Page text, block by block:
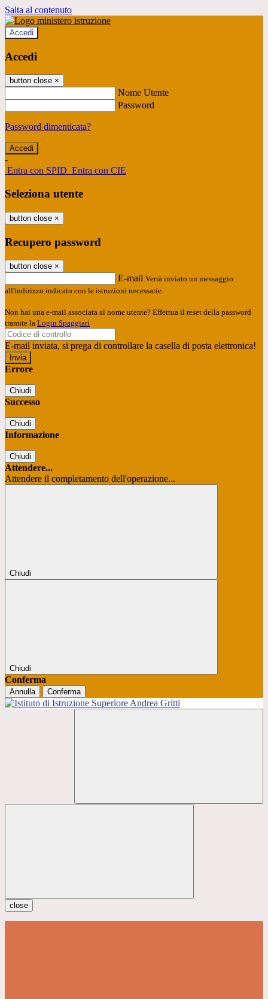
Salta al contenuto
Accedi
Accedi
button close ×
Nome Utente
Password
Password dimenticata?
-
Entra con SPID Entra con CIE
Seleziona utente
button close ×
Recupero password
button close ×
E-mail Verrà inviato un messaggio
all'indirizzo indicato con le istruzioni necessarie.
Non hai una e-mail associata al nome utente? Effettua il reset della password
tramite la Login Spaggiari
E-mail inviata, si prega di controllare la casella di posta elettronica!
Errore
Chiudi
Successo
Chiudi
Informazione
Chiudi
Attendere...
Attendere il completamento dell'operazione...
Chiudi
Chiudi
Conferma
Annulla Conferma
close